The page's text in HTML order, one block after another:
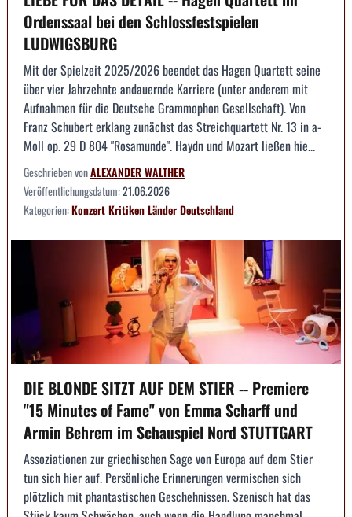
Ordenssaal bei den Schlossfestspielen
LUDWIGSBURG
Mit der Spielzeit 2025/2026 beendet das Hagen Quartett seine
über vier Jahrzehnte andauernde Karriere (unter anderem mit
Aufnahmen für die Deutsche Grammophon Gesellschaft). Von
Franz Schubert erklang zunächst das Streichquartett Nr. 13 in a-
Moll op. 29 D 804 "Rosamunde". Haydn und Mozart ließen hie...
Geschrieben vonALEXANDER WALTHER
Veröffentlichungsdatum:21.06.2026
Kategorien:KonzertKritikenLänderDeutschland
DIE BLONDE SITZT AUF DEM STIER -- Premiere
"15 Minutes of Fame" von Emma Scharff und
Armin Behrem im Schauspiel Nord STUTTGART
Assoziationen zur griechischen Sage von Europa auf dem Stier
tun sich hier auf. Persönliche Erinnerungen vermischen sich
plötzlich mit phantastischen Geschehnissen. Szenisch hat das